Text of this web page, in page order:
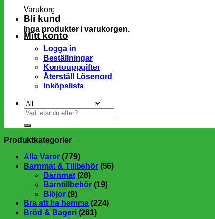
Varukorg
Inga produkter i varukorgen.
Bli kund
Mitt konto
Logga in
Beställningar
Kontouppgifter
Återställ Lösenord
Inköpslista
Sök
Produktkategorier
Alla Varor (779)
Barnmat & Tillbehör (56)
Barnmat (28)
Barntillbehör (19)
Blöjor (9)
Bra att ha hemma (224)
Bröd & Bageri (261)